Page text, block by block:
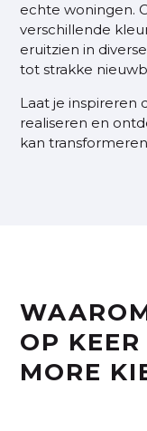
echte woningen.
verschillende
eruitzien in
tot strakke
Laat je inspireren
realiseren en
kan
OP
MORE